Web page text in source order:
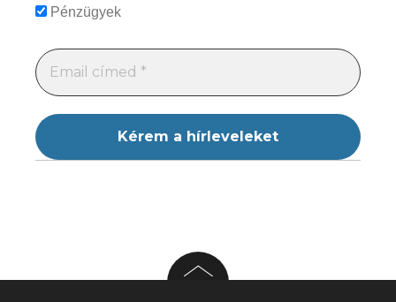
Pénzügyek